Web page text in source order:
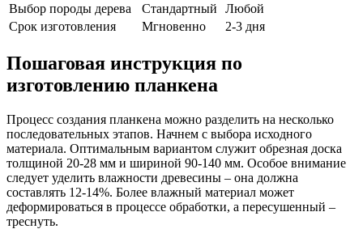
Выбор породы дерева
Стандартный
Любой
Срок изготовления
Мгновенно 2-3 дня
Пошаговая инструкция по
изготовлению планкена
Процесс создания планкена можно разделить на несколько
последовательных этапов. Начнем с выбора исходного
материала. Оптимальным вариантом служит обрезная доска
толщиной 20-28 мм и шириной 90-140 мм. Особое внимание
следует уделить влажности древесины – она должна
составлять 12-14%. Более влажный материал может
деформироваться в процессе обработки, а пересушенный –
треснуть.